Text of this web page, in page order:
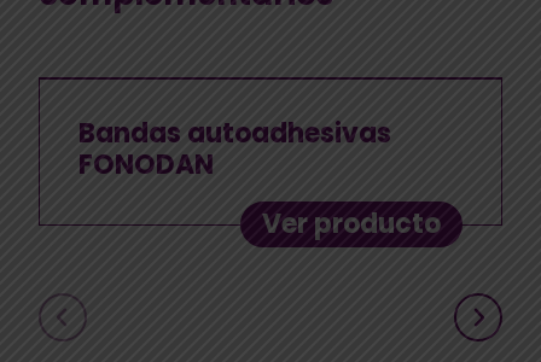
Bandas autoadhesivas
FONODAN
Ver producto